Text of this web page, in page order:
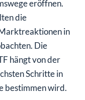
eröffnen.
die
in
Die
hängt von der
Schritte in
bestimmen wird.